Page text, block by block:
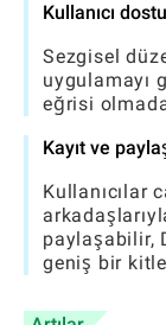
Kullanıcı
Sezgisel
uygulamayı
eğrisi
Kayıt ve
Kullanıcılar
paylaşabilir,
geniş bir